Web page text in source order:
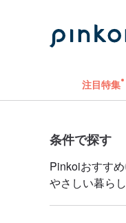
注目特集
条件で探す
Pinkoiおすすめ
やさしい暮らし